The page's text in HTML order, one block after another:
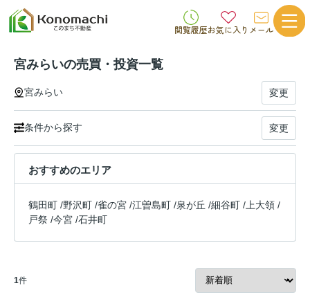
閲覧履歴お気に入り メール
宮みらいの売買・投資一覧
宮みらい 変更
条件から探す 変更
おすすめのエリア
鶴田町 /野沢町 /雀の宮 /江曽島町 /泉が丘 /細谷町 / 上大領 /
戸祭 /今宮 /石井町
1件